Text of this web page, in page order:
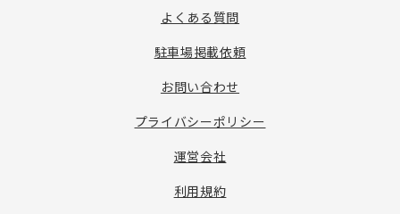
よくある質問
駐車場掲載依頼
お問い合わせ
プライバシーポリシー
運営会社
利用規約